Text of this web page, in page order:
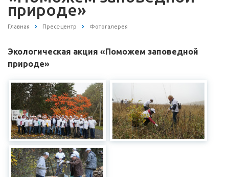
природе»
Главная Пресс-центр Фотогалерея
Экологическая акция «Поможем заповедной
природе»